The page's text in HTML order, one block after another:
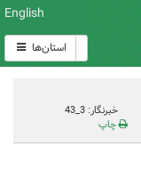
English
استان‌ها
خبرنگار: 3_43
چاپ